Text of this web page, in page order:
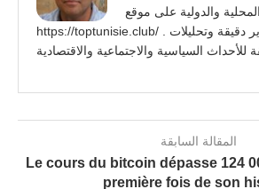
والدولية على موقع
https://toptunisie.club/ . يتميز بتقديم تقارير دقيقة وتحليلات
المقالة السابقة
Le cours du bitcoin dépasse 124
première fois de son